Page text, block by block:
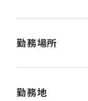
勤務場所
勤務地